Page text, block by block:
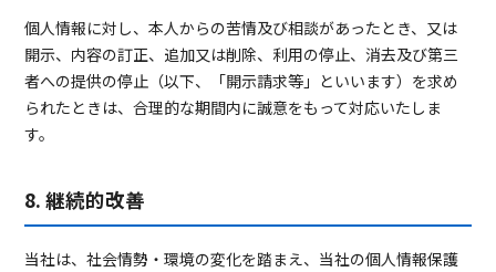
中国インフルエンサーマーケティング
メディア
コンテンツコミュニケーション
個人情報に対し、本人からの苦情及び相談があったとき、又は
開示、内容の訂正、追加又は削除、利用の停止、消去及び第三
者への提供の停止（以下、「開示請求等」といいます）を求め
られたときは、合理的な期間内に誠意をもって対応いたしま
す。
8. 継続的改善
当社は、社会情勢・環境の変化を踏まえ、当社の個人情報保護